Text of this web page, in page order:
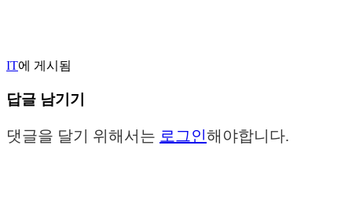
IT에 게시됨
답글 남기기
댓글을 달기 위해서는 로그인해야합니다.